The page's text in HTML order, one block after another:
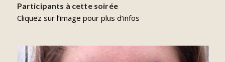
Participants à cette soirée
Cliquez sur l’image pour plus d’infos